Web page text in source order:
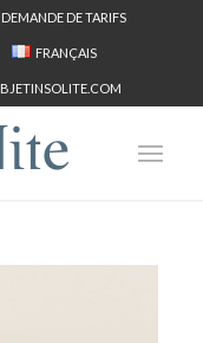
DEMANDE DE TARIFS
FRANÇAIS